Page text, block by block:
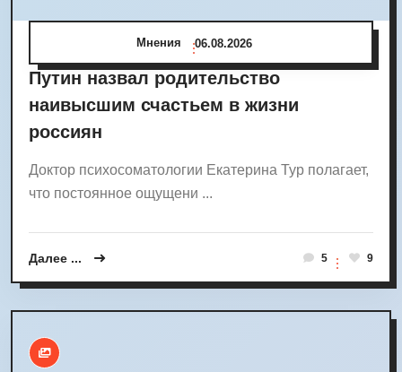
Мнения 06.08.2026
Путин назвал родительство
наивысшим счастьем в жизни
россиян
Доктор психосоматологии Екатерина Тур полагает,
что постоянное ощущени ...
Далее ... 5 9